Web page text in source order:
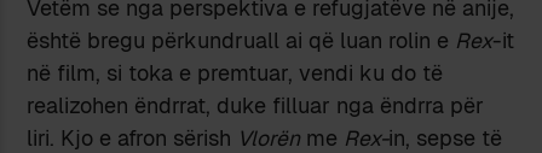
Vetëm se nga perspektiva e refugjatëve në anije,
është bregu përkundruall ai që luan rolin e Rex-it
në film, si toka e premtuar, vendi ku do të
realizohen ëndrrat, duke filluar nga ëndrra për
liri. Kjo e afron sërish Vlorën me Rex-in, sepse të